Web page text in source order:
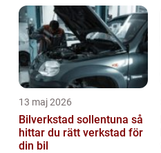
13 maj 2026
Bilverkstad sollentuna så
hittar du rätt verkstad för
din bil